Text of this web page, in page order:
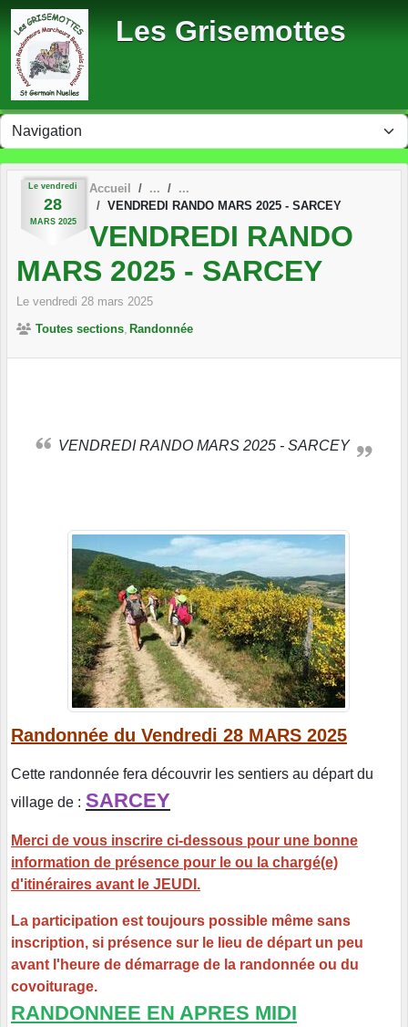
Les Grisemottes
Le vendredi
28
MARS 2025
Accueil
VENDREDI RANDO MARS 2025 - SARCEY
VENDREDI RANDO
MARS 2025 - SARCEY
Le vendredi 28 mars 2025
Toutes sections Randonnée
VENDREDI RANDO MARS 2025 - SARCEY
Randonnée du Vendredi 28 MARS 2025
Cette randonnée fera découvrir les sentiers au départ du
village de : SARCEY
Merci de vous inscrire ci-dessous pour une bonne
information de présence pour le ou la chargé(e)
d'itinéraires avant le JEUDI.
La participation est toujours possible même sans
inscription, si présence sur le lieu de départ un peu
avant l'heure de démarrage de la randonnée ou du
covoiturage.
RANDONNEE EN APRES MIDI
Panneau de gestion des cookies